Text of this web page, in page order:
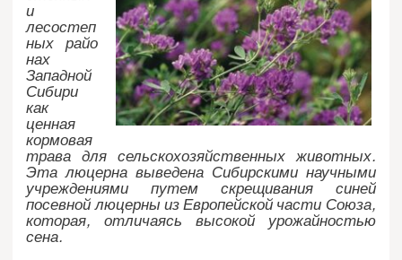
и
лесостеп
ных райо
нах
Западной
Сибири
как
ценная
кормовая
трава для сельскохозяйственных животных.
Эта люцерна выведена Сибирскими научными
учреждениями путем скрещивания синей
посевной люцерны из Европейской части Союза,
которая, отличаясь высокой урожайностью
сена.